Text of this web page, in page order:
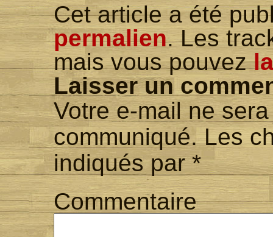
Cet article a été
permalien. Les
mais vous pouvez
Laisser un
Votre e-mail ne
communiqué. Les
indiqués par*
Commentaire